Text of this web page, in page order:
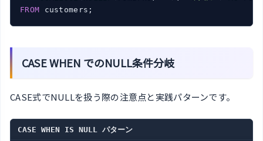
FROM customers;
CASE WHEN でのNULL条件分岐
CASE式でNULLを扱う際の注意点と実践パターンです。
CASE WHEN IS NULL パターン